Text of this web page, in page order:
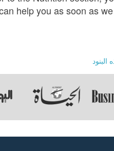
help you as soon as
البنود